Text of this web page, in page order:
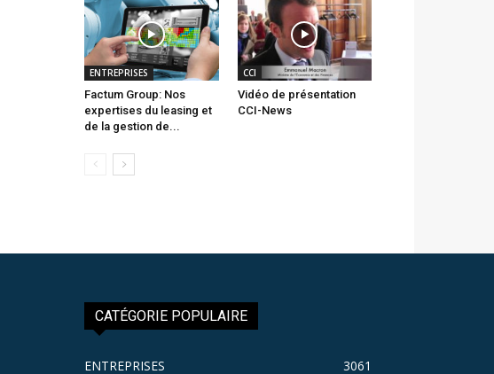
ENTREPRISES
Factum Group: Nos
expertises du leasing et
de la gestion de...
CCI
Vidéo de présentation
CCI-News
CATÉGORIE POPULAIRE
ENTREPRISES 3061